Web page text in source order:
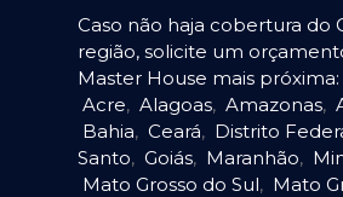
Caso não haja cobertura do
região, solicite um
Master House mais próxima:
Acre, Alagoas, Amazonas,
Bahia, Ceará, Distrito
Santo, Goiás, Maranhão,
Mato Grosso do Sul, Mato